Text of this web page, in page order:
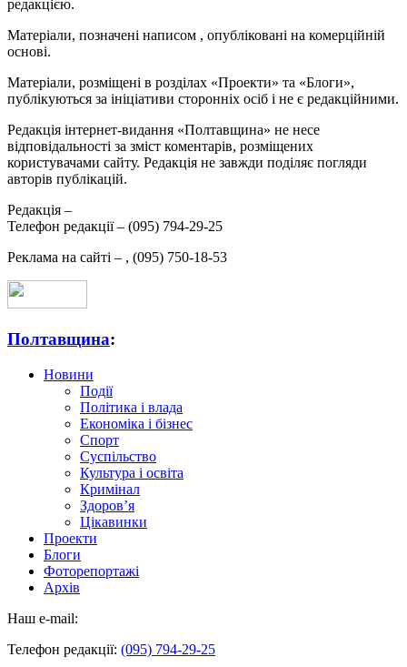
редакцією.
Матеріали, позначені написом , опубліковані на комерційній
основі.
Матеріали, розміщені в розділах «Проекти» та «Блоги»,
публікуються за ініціативи сторонніх осіб і не є редакційними.
Редакція інтернет-видання «Полтавщина» не несе
відповідальності за зміст коментарів, розміщених
користувачами сайту. Редакція не завжди поділяє погляди
авторів публікацій.
Редакція –
Телефон редакції – (095) 794-29-25
Реклама на сайті – , (095) 750-18-53
Полтавщина:
Новини
Події
Політика і влада
Економіка і бізнес
Спорт
Суспільство
Культура і освіта
Кримінал
Здоров’я
Цікавинки
Проекти
Блоги
Фоторепортажі
Архів
Наш e-mail:
Телефон редакції: (095) 794-29-25